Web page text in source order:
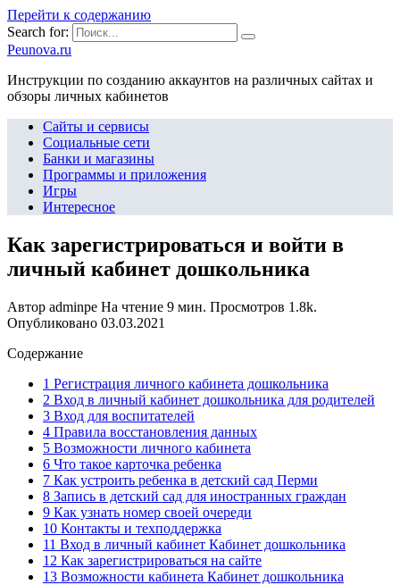
Перейти к содержанию
Search for:
Peunova.ru
Инструкции по созданию аккаунтов на различных сайтах и
обзоры личных кабинетов
Сайты и сервисы
Социальные сети
Банки и магазины
Программы и приложения
Игры
Интересное
Как зарегистрироваться и войти в
личный кабинет дошкольника
Автор adminpe На чтение 9 мин. Просмотров 1.8k.
Опубликовано 03.03.2021
Содержание
1 Регистрация личного кабинета дошкольника
2 Вход в личный кабинет дошкольника для родителей
3 Вход для воспитателей
4 Правила восстановления данных
5 Возможности личного кабинета
6 Что такое карточка ребенка
7 Как устроить ребенка в детский сад Перми
8 Запись в детский сад для иностранных граждан
9 Как узнать номер своей очереди
10 Контакты и техподдержка
11 Вход в личный кабинет Кабинет дошкольника
12 Как зарегистрироваться на сайте
13 Возможности кабинета Кабинет дошкольника